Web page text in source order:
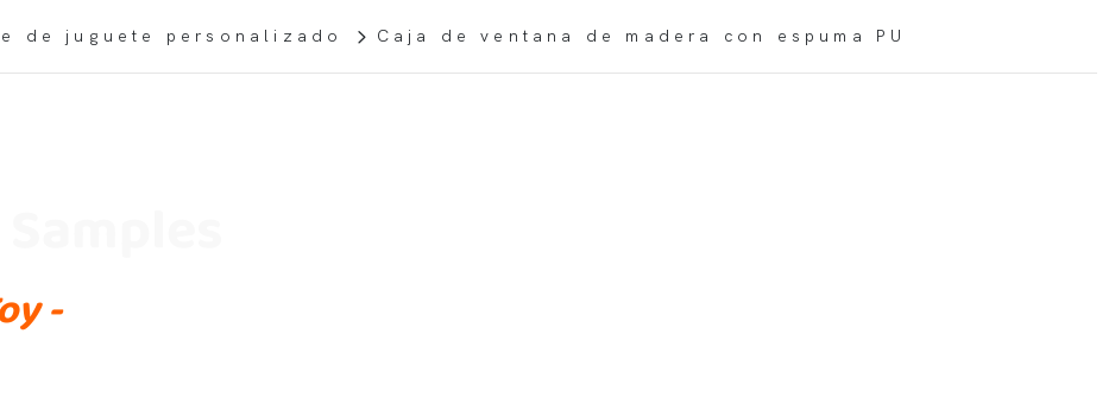
de juguete personalizado Caja de ventana de madera con espuma PU
-